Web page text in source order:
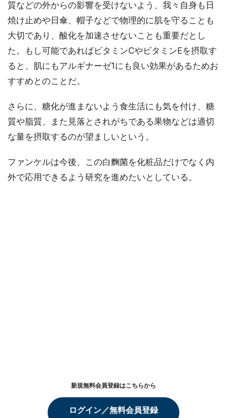
質などの外からの影響を受けないよう、我々自身も日
焼け止めや日傘、帽子などで物理的に肌を守ることも
大切であり、酸化を加速させないことも重要だとし
た。もし可能であればビタミンCやビタミンEを摂取す
ると、肌にもアルギナーゼ1にも良い効果があるためお
すすめとのことだ。
さらに、糖化が進まないよう食生活にも気を付け、糖
質や脂質、また見落とされがちである果物などは適切
な量を摂取するのが望ましいという。
ファンケルは今後、この白麴菌を化粧品だけでなく内
外で応用できるよう研究を進めたいとしている。
新規無料会員登録はこちらから
ログイン／無料会員登録